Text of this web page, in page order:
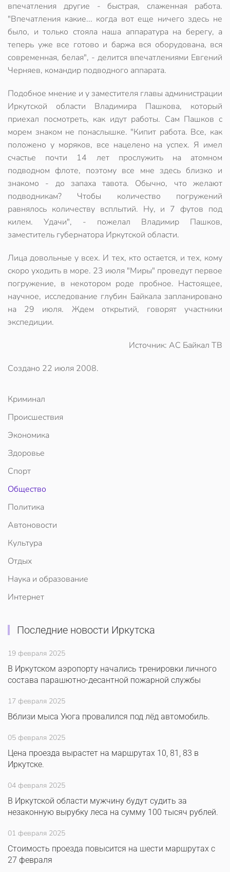
впечатления другие - быстрая, слаженная работа.
"Впечатления какие... когда вот еще ничего здесь не
было, и только стояла наша аппаратура на берегу, а
теперь уже все готово и баржа вся оборудована, вся
современная, белая", - делится впечатлениями Евгений
Черняев, командир подводного аппарата.
Подобное мнение и у заместителя главы администрации
Иркутской области Владимира Пашкова, который
приехал посмотреть, как идут работы. Сам Пашков с
морем знаком не понаслышке. "Кипит работа. Все, как
положено у моряков, все нацелено на успех. Я имел
счастье почти 14 лет прослужить на атомном
подводном флоте, поэтому все мне здесь близко и
знакомо - до запаха тавота. Обычно, что желают
подводникам? Чтобы количество погружений
равнялось количеству всплытий. Ну, и 7 футов под
килем. Удачи", - пожелал Владимир Пашков,
заместитель губернатора Иркутской области.
Лица довольные у всех. И тех, кто остается, и тех, кому
скоро уходить в море. 23 июля "Миры" проведут первое
погружение, в некотором роде пробное. Настоящее,
научное, исследование глубин Байкала запланировано
на 29 июля. Ждем открытий, говорят участники
экспедиции.
Источник: АС Байкал ТВ
Создано 22 июля 2008.
Криминал
Происшествия
Экономика
Здоровье
Спорт
Общество
Политика
Автоновости
Культура
Отдых
Наука и образование
Интернет
Последние новости Иркутска
19 февраля 2025
В Иркутском аэропорту начались тренировки личного
состава парашютно-десантной пожарной службы
17 февраля 2025
Вблизи мыса Уюга провалился под лёд автомобиль.
05 февраля 2025
Цена проезда вырастет на маршрутах 10, 81, 83 в
Иркутске.
04 февраля 2025
В Иркутской области мужчину будут судить за
незаконную вырубку леса на сумму 100 тысяч рублей.
01 февраля 2025
Стоимость проезда повысится на шести маршрутах с
27 февраля